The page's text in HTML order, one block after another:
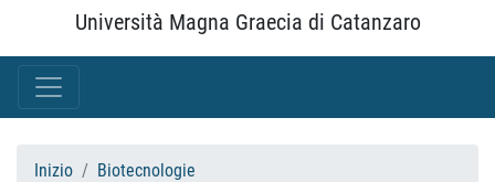
Università Magna Graecia di Catanzaro
Inizio
Biotecnologie